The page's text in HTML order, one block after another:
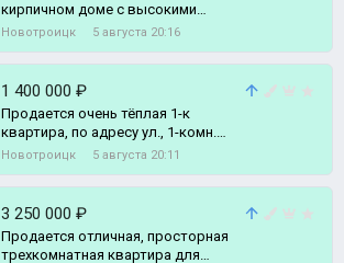
кирпичном доме с высокими
потолками., Комната
Новотроицк 5 августа 20:16
1 400 000 ₽
Продается очень тёплая 1-к
квартира, по адресу ул., 1-комн.
квартира
Новотроицк 5 августа 20:11
3 250 000 ₽
Продается отличная, просторная
трехкомнатная квартира для